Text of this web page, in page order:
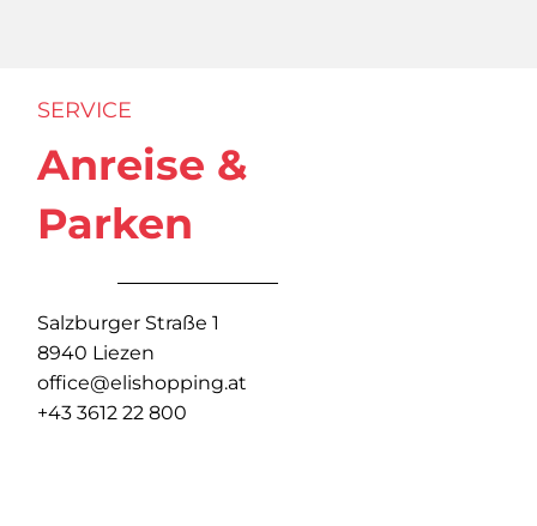
SERVICE
Anreise &
Parken
Salzburger Straße 1
8940 Liezen
office@elishopping.at
+43 3612 22 800